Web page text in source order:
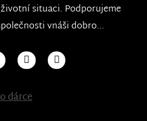
situaci. Podporujeme
vnáši dobro...
dárce